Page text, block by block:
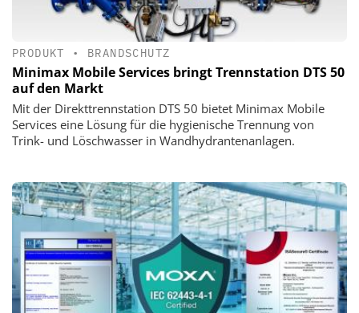
PRODUKT • BRANDSCHUTZ
Minimax Mobile Services bringt Trennstation DTS 50
auf den Markt
Mit der Direkttrennstation DTS 50 bietet Minimax Mobile
Services eine Lösung für die hygienische Trennung von
Trink- und Löschwasser in Wandhydrantenanlagen.